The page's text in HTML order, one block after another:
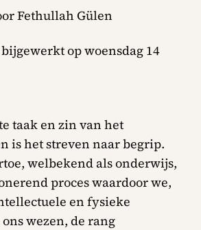
Fethullah Gülen
op woensdag 14
taak en zin van het
is het streven naar begrip.
welbekend als onderwijs,
proces waardoor we,
en fysieke
wezen, de rang